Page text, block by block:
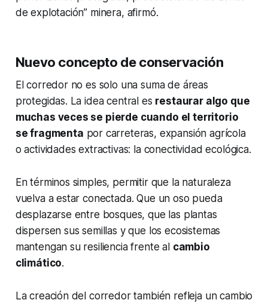
de explotación” minera, afirmó.
Nuevo concepto de conservación
El corredor no es solo una suma de áreas
protegidas. La idea central es restaurar algo que
muchas veces se pierde cuando el territorio
se fragmenta por carreteras, expansión agrícola
o actividades extractivas: la conectividad ecológica.
En términos simples, permitir que la naturaleza
vuelva a estar conectada. Que un oso pueda
desplazarse entre bosques, que las plantas
dispersen sus semillas y que los ecosistemas
mantengan su resiliencia frente al cambio
climático.
La creación del corredor también refleja un cambio